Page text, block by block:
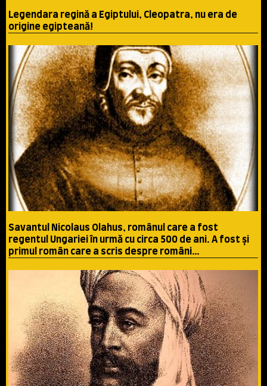
Legendara regină a Egiptului, Cleopatra, nu era de
origine egipteană!
Savantul Nicolaus Olahus, românul care a fost
regentul Ungariei în urmă cu circa 500 de ani. A fost şi
primul român care a scris despre români…